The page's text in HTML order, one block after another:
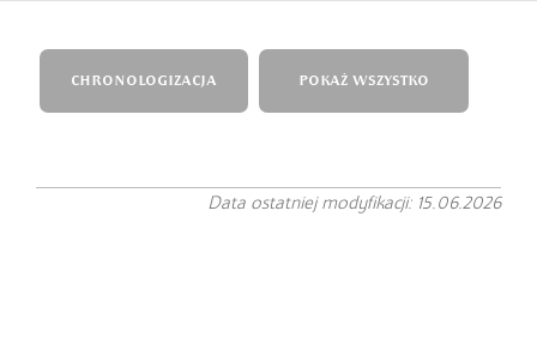
CHRONOLOGIZACJA POKAŻ WSZYSTKO
Data ostatniej modyfikacji: 15.06.2026